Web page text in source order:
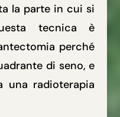
la parte in cui si
tecnica è
perché
di seno, e
una radioterapia